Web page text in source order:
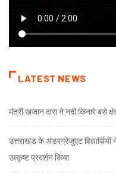
LATEST NEWS
मंत्री खजान दास ने नदी किनारे बसे
उत्तराखंड के अंडरग्रेजुएट
उत्कृष्ट प्रदर्शन किया